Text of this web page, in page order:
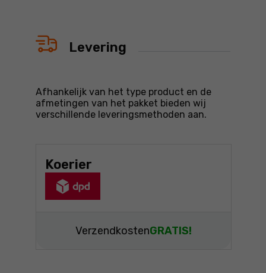
Levering
Afhankelijk van het type product en de
afmetingen van het pakket bieden wij
verschillende leveringsmethoden aan.
Koerier
VerzendkostenGRATIS!